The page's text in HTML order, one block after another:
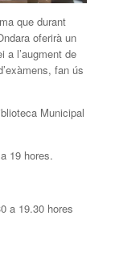
que durant
oferirà un
a l’augment de
fan ús
Municipal
19 hores.
a 19.30 hores